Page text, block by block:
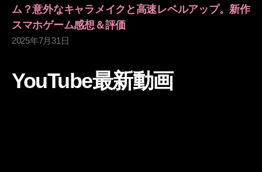
ム？意外なキャラメイクと高速レベルアップ。新作
スマホゲーム感想＆評価
2025年7月31日
YouTube最新動画